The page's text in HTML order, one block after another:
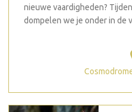
nieuwe vaardigheden?
dompelen we je onder in de